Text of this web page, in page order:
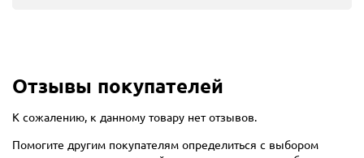
Отзывы покупателей
К сожалению, к данному товару нет отзывов.
Помогите другим покупателям определиться с выбором